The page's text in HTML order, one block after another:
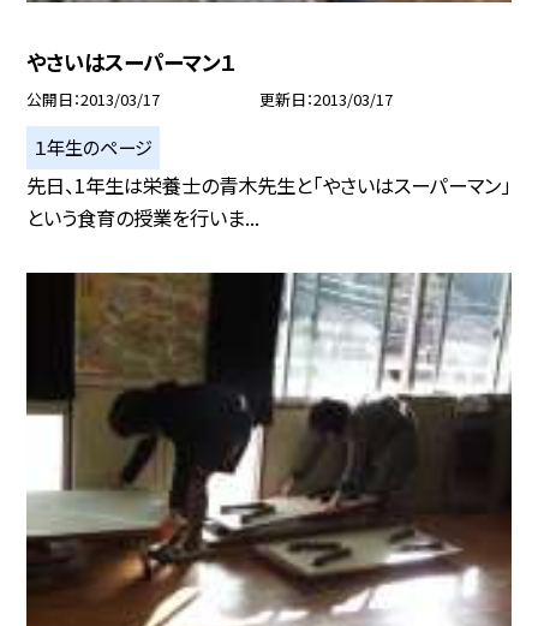
やさいはスーパーマン１
公開日 2013/03/17 更新日 2013/03/17
１年生のページ
先日、1年生は栄養士の青木先生と「やさいはスーパーマン」
という食育の授業を行いま...